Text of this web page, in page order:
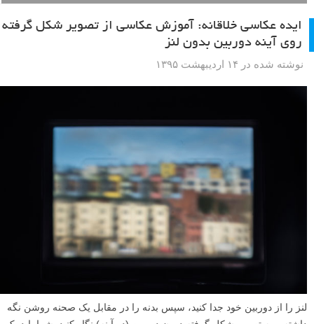
ایده عکاسی خلاقانه: آموزش عکاسی از تصویر شکل گرفته
روی آینه دوربین بدون لنز
نوشته شده در ۱۴ اردیبهشت ۱۳۹۵
لنز را از دوربین خود جدا کنید، سپس بدنه را در مقابل یک صحنه روشن نگه